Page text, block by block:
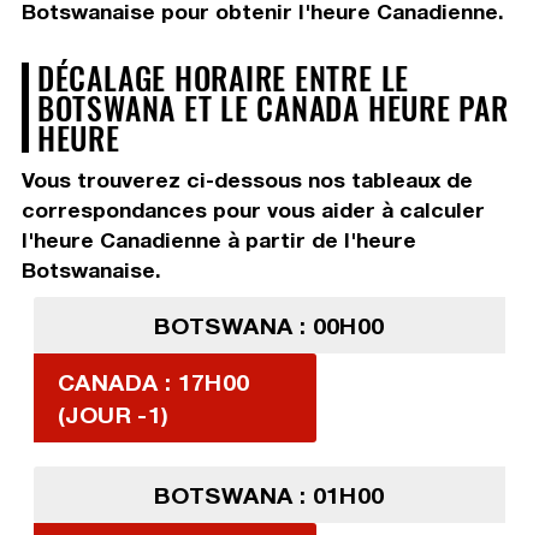
Botswanaise pour obtenir l'heure Canadienne.
DÉCALAGE HORAIRE ENTRE LE
BOTSWANA ET LE CANADA HEURE PAR
HEURE
Vous trouverez ci-dessous nos tableaux de
correspondances pour vous aider à calculer
l'heure Canadienne à partir de l'heure
Botswanaise.
BOTSWANA : 00H00
CANADA : 17H00
(JOUR -1)
BOTSWANA : 01H00